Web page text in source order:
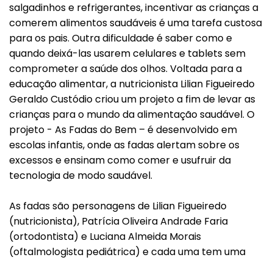
salgadinhos e refrigerantes, incentivar as crianças a
comerem alimentos saudáveis é uma tarefa custosa
para os pais. Outra dificuldade é saber como e
quando deixá-las usarem celulares e tablets sem
comprometer a saúde dos olhos. Voltada para a
educação alimentar, a nutricionista Lilian Figueiredo
Geraldo Custódio criou um projeto a fim de levar as
crianças para o mundo da alimentação saudável. O
projeto - As Fadas do Bem – é desenvolvido em
escolas infantis, onde as fadas alertam sobre os
excessos e ensinam como comer e usufruir da
tecnologia de modo saudável.
As fadas são personagens de Lilian Figueiredo
(nutricionista), Patrícia Oliveira Andrade Faria
(ortodontista) e Luciana Almeida Morais
(oftalmologista pediátrica) e cada uma tem uma